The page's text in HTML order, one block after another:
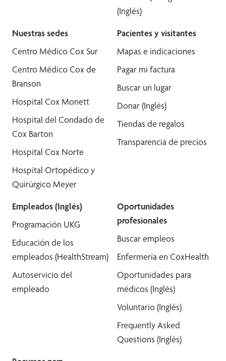
(Inglés)
Nuestras sedes
Centro Médico Cox Sur
Centro Médico Cox de
Branson
Hospital Cox Monett
Hospital del Condado de
Cox Barton
Hospital Cox Norte
Hospital Ortopédico y
Quirúrgico Meyer
Pacientes y visitantes
Mapas e indicaciones
Pagar mi factura
Buscar un lugar
Donar (Inglés)
Tiendas de regalos
Transparencia de precios
Empleados (Inglés)
Programación UKG
Educación de los
empleados (HealthStream)
Autoservicio del
empleado
Oportunidades
profesionales
Buscar empleos
Enfermería en CoxHealth
Oportunidades para
médicos (Inglés)
Voluntario (Inglés)
Frequently Asked
Questions (Inglés)